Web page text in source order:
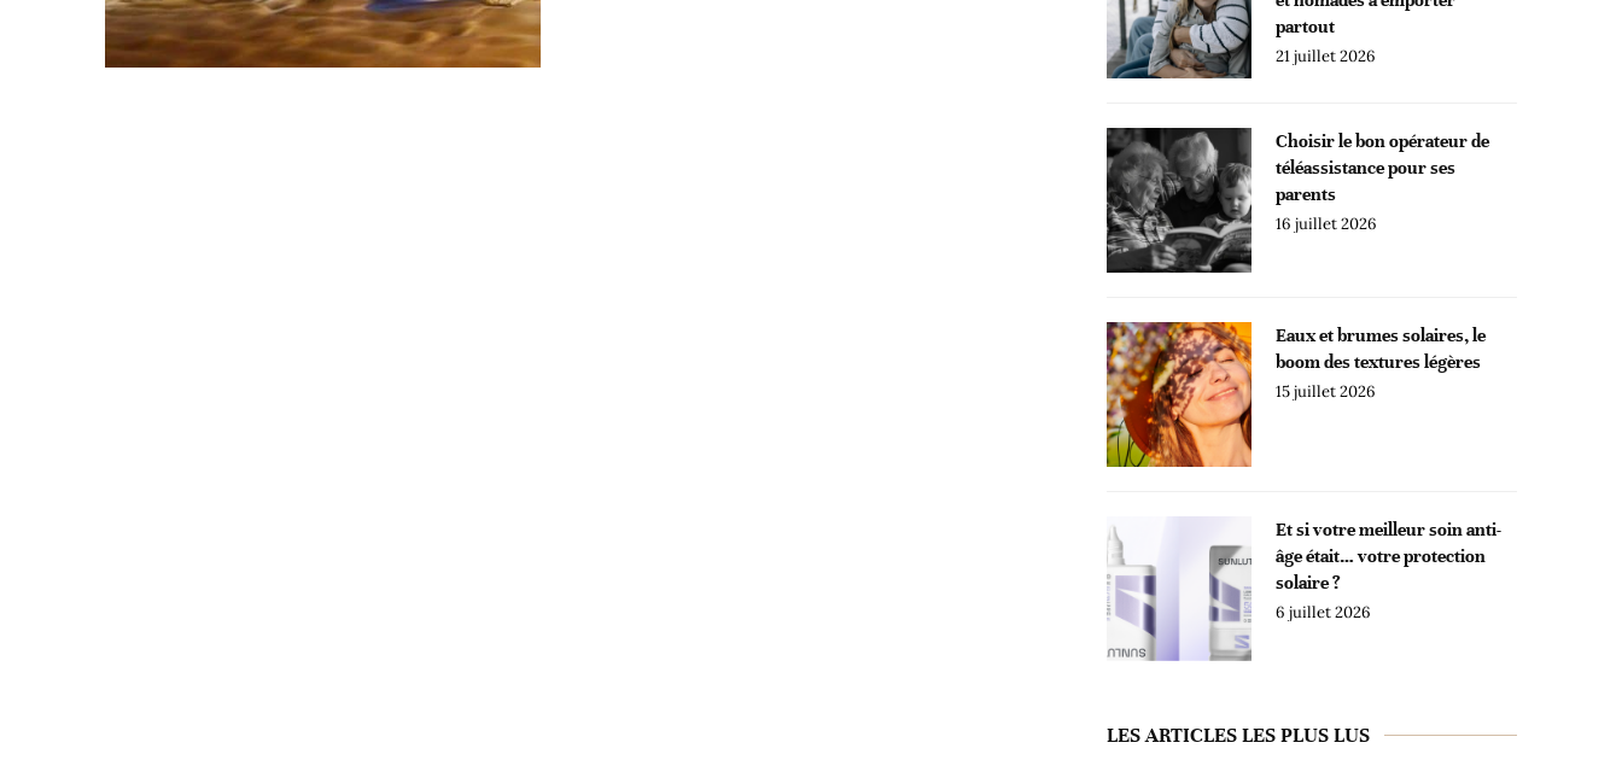
partout
21 juillet 2026
Choisir le bon opérateur de
téléassistance pour ses
parents
16 juillet 2026
Eaux et brumes solaires, le
boom des textures légères
15 juillet 2026
Et si votre meilleur soin anti-
âge était… votre protection
solaire ?
6 juillet 2026
LES ARTICLES LES PLUS LUS